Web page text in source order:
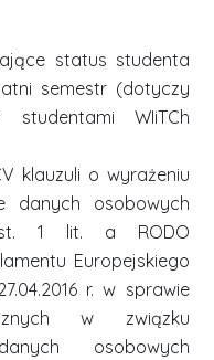
status studenta
semestr (dotyczy
studentami WIiTCh
klauzuli o wyrażeniu
danych osobowych
1 lit. a RODO
Europejskiego
r. w sprawie
w związku
osobowych